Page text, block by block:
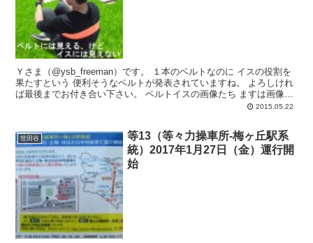
Ｙさま（@ysb_freeman）です。 １本のベルトなのに イスの役割を
果たすという 便利そうなベルトが発表されていますね。 よろしけれ
ば最後までお付き合い下さい。 ベルトイスの画像たち ますは画像た
2015.05.22
世田谷
等13（等々力操車所-梅ヶ丘駅系
統）2017年1月27日（金）運行開
始